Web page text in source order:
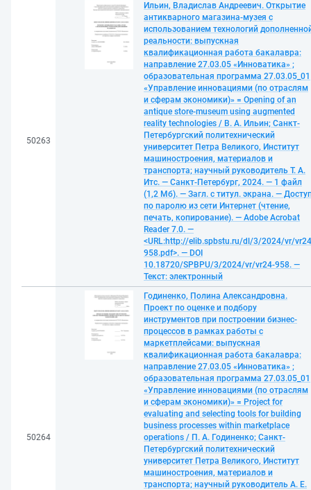
50263
Ильин, Владислав Андреевич. Открытие
антикварного магазина-музея с
использованием технологий
реальности: выпускная
квалификационная работа бакалавра:
направление 27.03.05 «Инноватика» ;
образовательная программа 27.03.05_01
«Управление инновациями (по отраслям
и сферам экономики)» = Opening of an
antique store-museum using augmented
reality technologies / В. А. Ильин; Санкт-
Петербургский политехнический
университет Петра Великого, Институт
машиностроения, материалов и
транспорта; научный руководитель Т. А.
Итс. — Санкт-Петербург, 2024. — 1 файл
(1,2 Мб). — Загл. с титул. экрана. —
по паролю из сети Интернет (чтение,
печать, копирование). — Adobe Acrobat
Reader 7.0. —
<URL:http://elib.spbstu.ru/dl/3/2024/vr/
958.pdf>. — DOI
10.18720/SPBPU/3/2024/vr/vr24-958. —
Текст: электронный
50264
Годиненко, Полина Александровна.
Проект по оценке и подбору
инструментов при построении бизнес-
процессов в рамках работы с
маркетплейсами: выпускная
квалификационная работа бакалавра:
направление 27.03.05 «Инноватика» ;
образовательная программа 27.03.05_01
«Управление инновациями (по отраслям
и сферам экономики)» = Project for
evaluating and selecting tools for building
business processes within marketplace
operations / П. А. Годиненко; Санкт-
Петербургский политехнический
университет Петра Великого, Институт
машиностроения, материалов и
транспорта; научный руководитель А. Е.